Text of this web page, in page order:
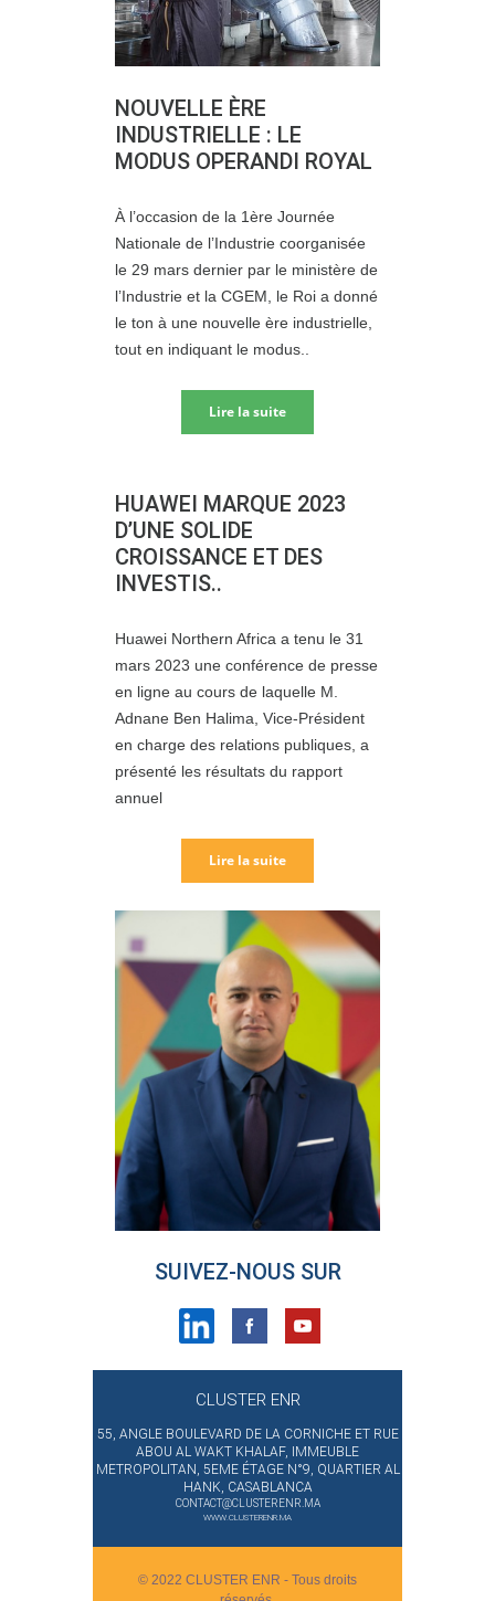
NOUVELLE ÈRE
INDUSTRIELLE : LE
MODUS OPERANDI ROYAL
À l’occasion de la 1ère Journée
Nationale de l’Industrie coorganisée
le 29 mars dernier par le ministère de
l’Industrie et la CGEM, le Roi a donné
le ton à une nouvelle ère industrielle,
tout en indiquant le modus..
Lire la suite
HUAWEI MARQUE 2023
D’UNE SOLIDE
CROISSANCE ET DES
INVESTIS..
Huawei Northern Africa a tenu le 31
mars 2023 une conférence de presse
en ligne au cours de laquelle M.
Adnane Ben Halima, Vice-Président
en charge des relations publiques, a
présenté les résultats du rapport
annuel
Lire la suite
SUIVEZ-NOUS SUR
CLUSTER ENR
55, ANGLE BOULEVARD DE LA CORNICHE ET RUE
ABOU AL WAKT KHALAF, IMMEUBLE
METROPOLITAN, 5EME ÉTAGE N°9, QUARTIER AL
HANK, CASABLANCA
CONTACT@CLUSTERENR.MA
WWW.CLUSTERENR.MA
© 2022 CLUSTER ENR - Tous droits